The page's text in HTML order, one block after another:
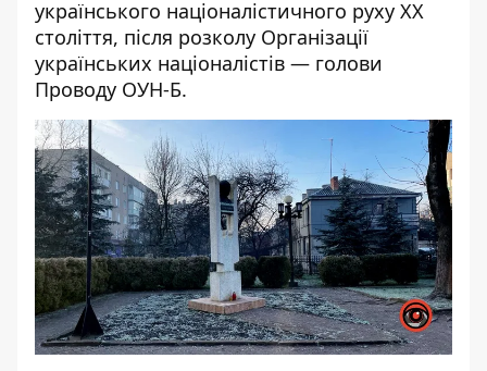
українського націоналістичного руху XX
століття, після розколу Організації
українських націоналістів — голови
Проводу ОУН-Б.